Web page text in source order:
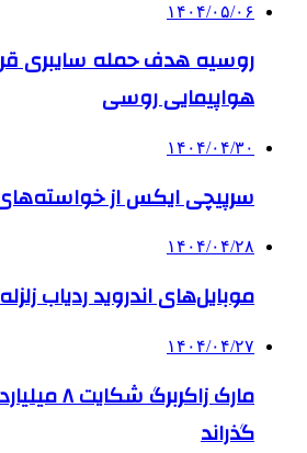
۱۴۰۴/۰۵/۰۶
روسیه هدف حمله سایبری
هواپیمایی روسی
۱۴۰۴/۰۴/۳۰
سرپیچی ایکس از
۱۴۰۴/۰۴/۲۸
موبایل‌های اندروید ردیاب
۱۴۰۴/۰۴/۲۷
مارک زاکربرگ
گذراند